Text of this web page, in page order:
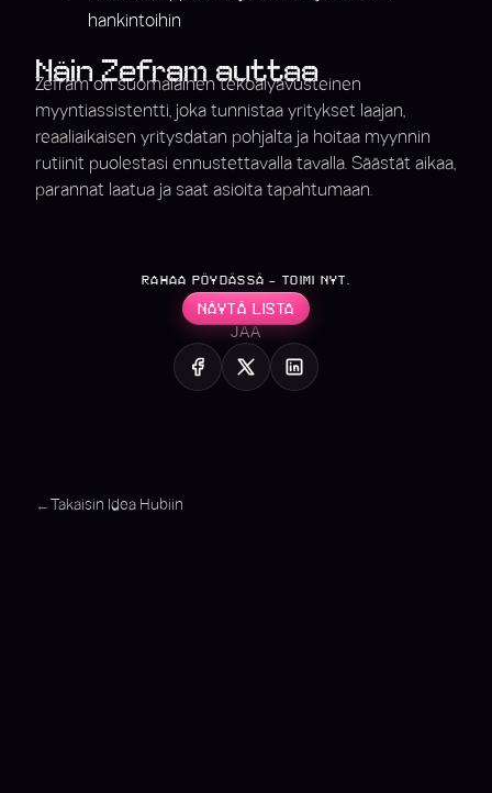
hankintoihin
Näin Zefram auttaa
Zefram on suomalainen tekoälyavusteinen
myyntiassistentti, joka tunnistaa yritykset laajan,
reaaliaikaisen yritysdatan pohjalta ja hoitaa myynnin
rutiinit puolestasi ennustettavalla tavalla. Säästät aikaa,
parannat laatua ja saat asioita tapahtumaan.
RAHAA PÖYDÄSSÄ - TOIMI NYT.
NÄYTÄ LISTA
JAA
← Takaisin Idea Hubiin